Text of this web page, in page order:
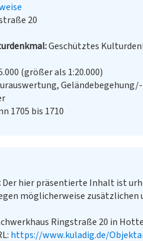
20
Geschütztes
(größer als 1:20.000)
1705 bis 1710
Der hier präsentierte Inhalt ist
möglicherweise zusätzlichen
Ringstraße 20 in
https://www.kuladig.de/